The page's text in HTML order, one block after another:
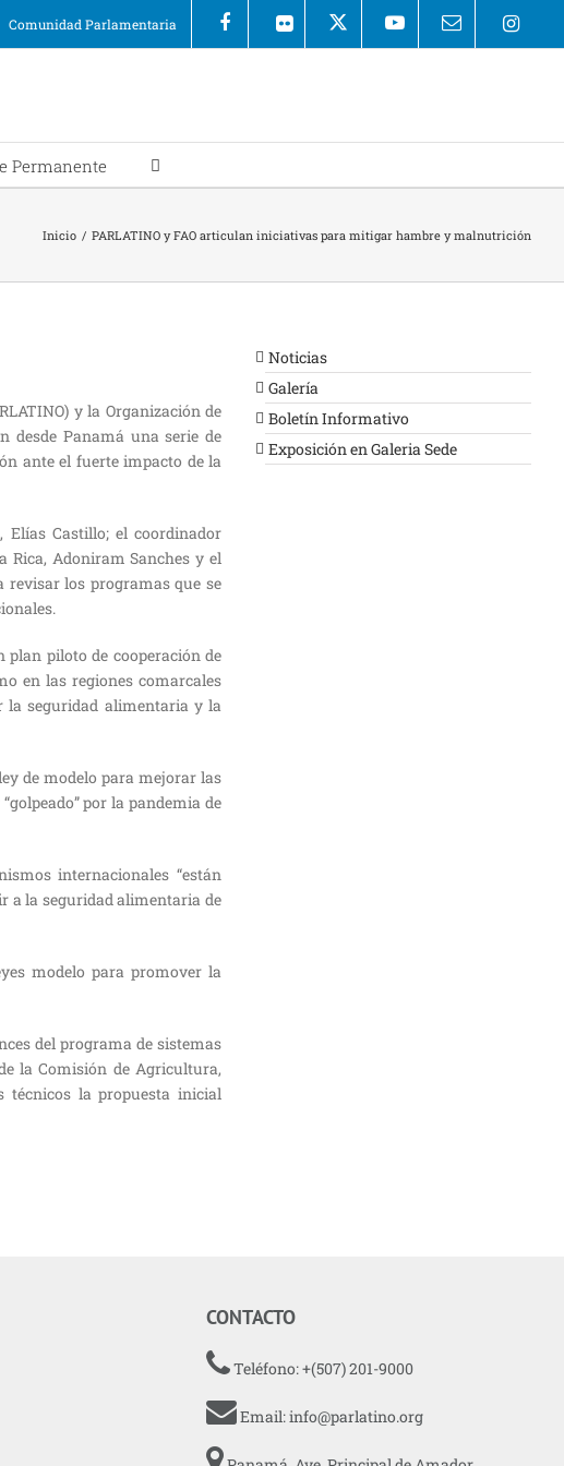
Comunidad Parlamentaria
Permanente
Inicio / PARLATINO y FAO articulan iniciativas para mitigar hambre y malnutrición
y la Organización de
desde Panamá una serie de
ante el fuerte impacto de la
Elías Castillo; el coordinador
Rica, Adoniram Sanches y el
los programas que se
plan piloto de cooperación de
en las regiones comarcales
la seguridad alimentaria y la
de modelo para mejorar las
por la pandemia de
internacionales “están
a la seguridad alimentaria de
modelo para promover la
del programa de sistemas
la Comisión de Agricultura,
técnicos la propuesta inicial
Noticias
Galería
Boletín Informativo
Exposición en Galeria Sede
CONTACTO
Teléfono: +(507) 201-9000
Email:info@parlatino.org